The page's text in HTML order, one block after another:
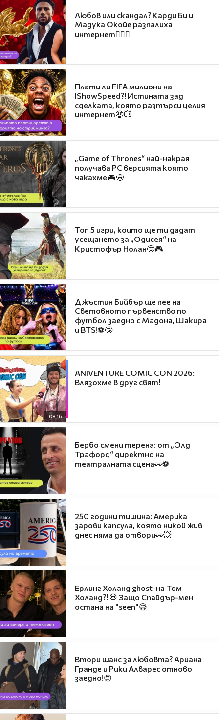
Любов или скандал? Карди Би и
Мадука Окойе разпалиха
интернет❤️‍🔥🔥
Плати ли FIFA милиони на
IShowSpeed?! Истината зад
сделката, която разтърси целия
интернет🤑💥
„Game of Thrones“ най-накрая
получава PC версията която
чакахме🎮🤩
Топ 5 игри, които ще ти дадат
усещането за „Одисея“ на
Кристофър Нолан🤩🎮
Джъстин Бийбър ще пее на
Световното първенство по
футбол заедно с Мадона, Шакира
и BTS!⚽🤩
08:16
ANIVENTURE COMIC CON 2026:
Влязохме в друг свят!
Бербо смени терена: от „Олд
Трафорд“ директно на
театралната сцена👀⚽
250 години тишина: Америка
зарови капсула, която никой жив
днес няма да отвори👀💥
Ерлинг Холанд ghost-на Том
Холанд?! 💀 Защо Спайдър-мен
остана на "seen"😅
Втори шанс за любовта? Ариана
Гранде и Рики Алварес отново
заедно!😍